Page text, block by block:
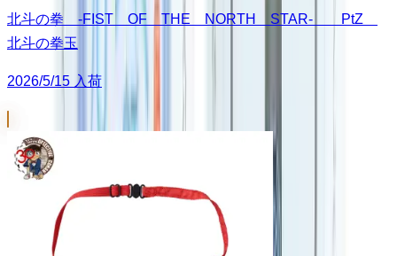
北斗の拳 -FIST OF THE NORTH STAR- PtZ
北斗の拳玉
2026/5/15 入荷